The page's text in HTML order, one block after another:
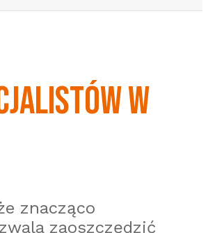
W
znacząco
zaoszczędzić